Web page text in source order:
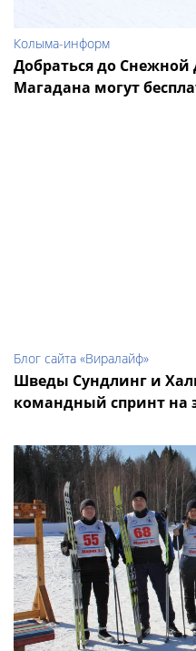
Колыма-информ
Добраться до
Магадана могут
Блог сайта «Виралайф»
Шведы Сундлинг и
командный спринт на